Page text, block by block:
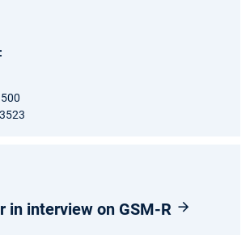
in interview on GSM-R